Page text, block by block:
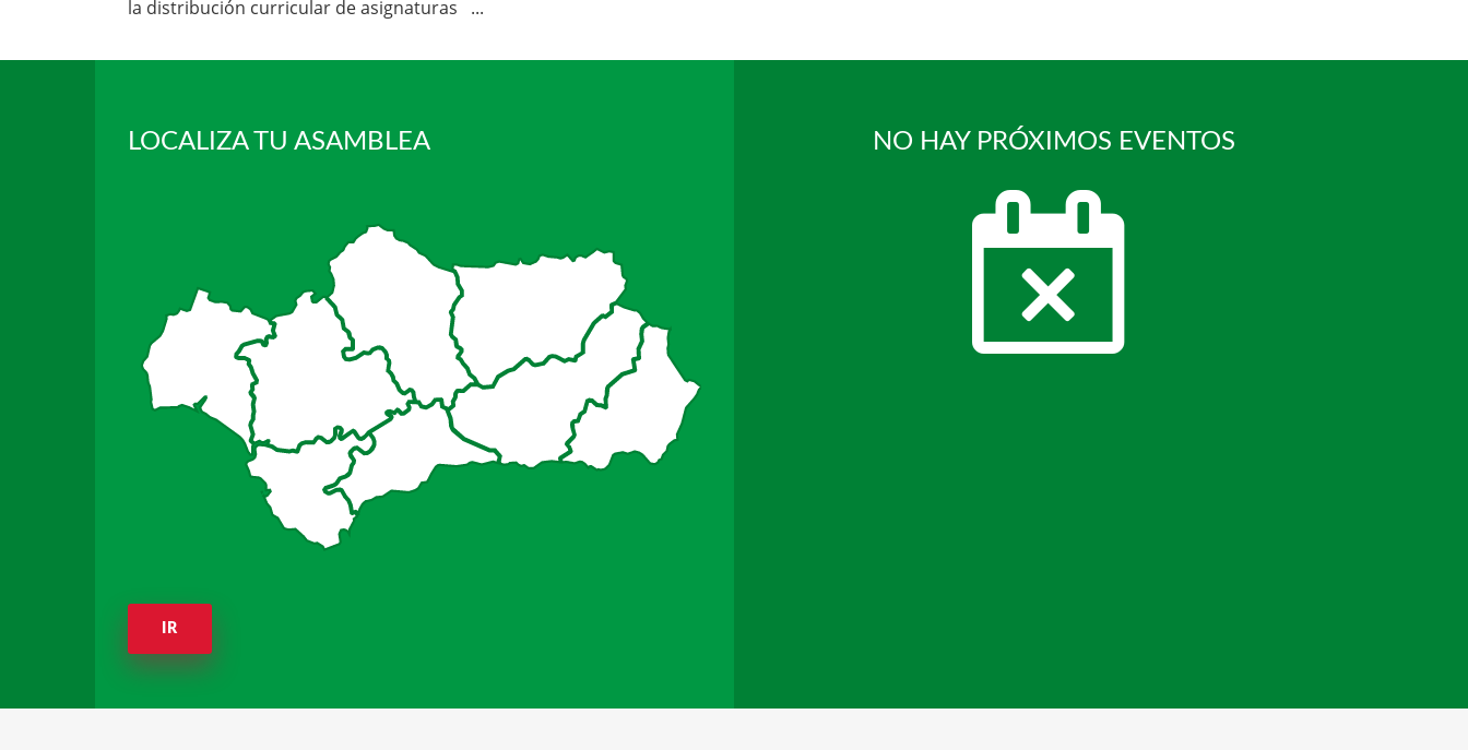
la distribución curricular de asignaturas ...
LOCALIZA TU ASAMBLEA
IR
NO HAY PRÓXIMOS EVENTOS